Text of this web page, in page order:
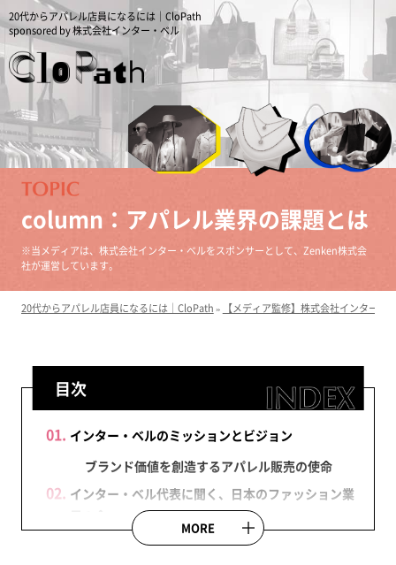
20代からアパレル店員になるには｜CloPath
sponsored by 株式会社インター・ベル
column：アパレル業界の課題とは
※当メディアは、株式会社インター・ベルをスポンサーとして、Zenken株式会
社が運営しています。
20代からアパレル店員になるには｜CloPath» 【メディア監修】株式会社インター・
目次
インター・ベルのミッションとビジョン
ブランド価値を創造するアパレル販売の使命
インター・ベル代表に聞く、日本のファッション業
国内のファッション業界は今どのような状況な
MORE